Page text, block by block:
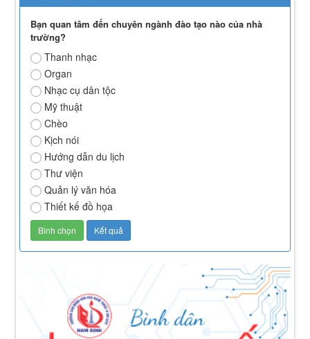
Bạn quan tâm đến chuyên ngành đào tạo nào của nhà
trường?
Thanh nhạc
Organ
Nhạc cụ dân tộc
Mỹ thuật
Chèo
Kịch nói
Hướng dẫn du lịch
Thư viện
Quản lý văn hóa
Thiết kế đồ họa